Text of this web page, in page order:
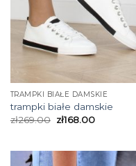
TRAMPKI BIAŁE DAMSKIE
trampki białe damskie
zł269.00 zł168.00